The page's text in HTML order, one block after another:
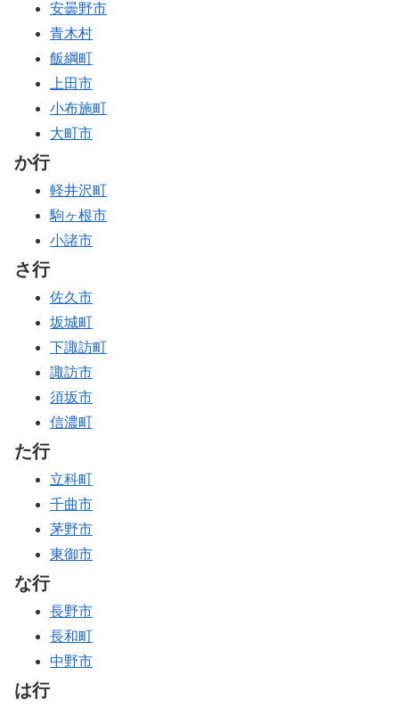
安曇野市
青木村
飯綱町
上田市
小布施町
大町市
か行
軽井沢町
駒ヶ根市
小諸市
さ行
佐久市
坂城町
下諏訪町
諏訪市
須坂市
信濃町
た行
立科町
千曲市
茅野市
東御市
な行
長野市
長和町
中野市
は行